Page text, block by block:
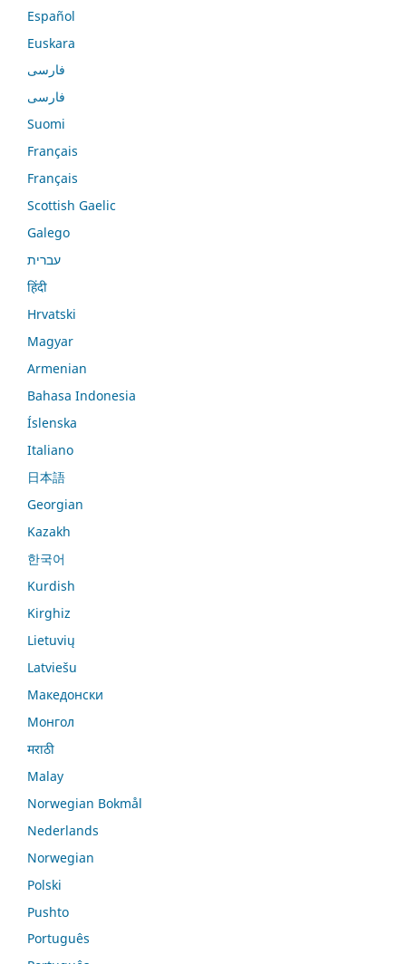
Español
Euskara
فارسی
فارسی
Suomi
Français
Français
Scottish Gaelic
Galego
עברית
हिंदी
Hrvatski
Magyar
Armenian
Bahasa Indonesia
Íslenska
Italiano
日本語
Georgian
Kazakh
한국어
Kurdish
Kirghiz
Lietuvių
Latviešu
Македонски
Монгол
मराठी
Malay
Norwegian Bokmål
Nederlands
Norwegian
Polski
Pushto
Português